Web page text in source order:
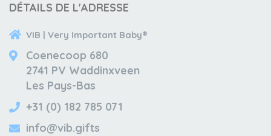
DÉTAILS DE L'ADRESSE
VIB | Very Important Baby®
Coenecoop 680
2741 PV Waddinxveen
Les Pays-Bas
+31 (0) 182 785 071
info@vib.gifts